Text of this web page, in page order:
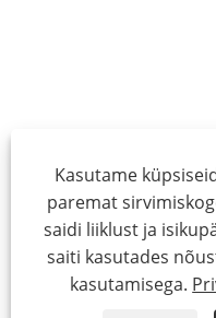
Kasutame
paremat
saidi liiklust ja
saiti kasutades
kasutamisega.